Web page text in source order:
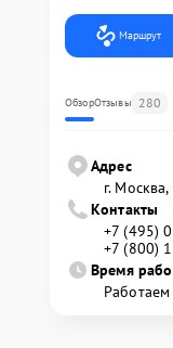
Маршрут
ОбзорОтзывы 280
Адрес
г.
Контакты
+7 (495)
+7 (800)
Время